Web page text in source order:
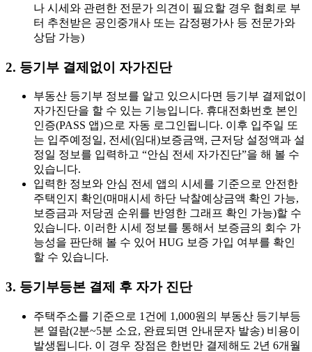
나 시세와 관련한 전문가 의견이 필요할 경우 협회로 부
터 추천받은 공인중개사 또는 감정평가사 등 전문가와
상담 가능)
2. 등기부 결제없이 자가진단
부동산 등기부 정보를 알고 있으시다면 등기부 결제없이
자가진단을 할 수 있는 기능입니다. 휴대전화번호 본인
인증(PASS 앱)으로 자동 로그인됩니다. 이후 입주일 또
는 입주예정일, 전세(임대)보증금액, 근저당 설정액과 설
정일 정보를 입력하고 “안심 전세 자가진단”을 해 볼 수
있습니다.
입력한 정보와 안심 전세 앱의 시세를 기준으로 안전한
주택인지 확인(매매시세 하단 낙찰예상금액 확인 가능,
보증금과 저당권 순위를 반영한 그래프 확인 가능)할 수
있습니다. 이러한 시세 정보를 통해서 보증금의 회수 가
능성을 판단해 볼 수 있어 HUG 보증 가입 여부를 확인
할 수 있습니다.
3. 등기부등본 결제 후 자가 진단
주택주소를 기준으로 1건에 1,000원의 부동산 등기부등
본 열람(2분~5분 소요, 완료되면 안내문자 발송) 비용이
발생됩니다. 이 경우 장점은 한번만 결제해도 2년 6개월